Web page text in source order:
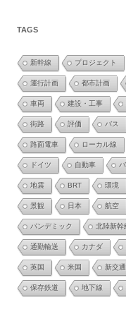
TAGS
新幹線 プロジェクト
運行計画 都市計画
車両 建設・工事
街路 評価 バス
路面電車 ローカル線
ドイツ 自動車
地震 BRT 環境
景観 日本 航空
パンデミック 北陸新幹
通勤輸送 カナダ
英国 米国 新交
保存鉄道 地下線